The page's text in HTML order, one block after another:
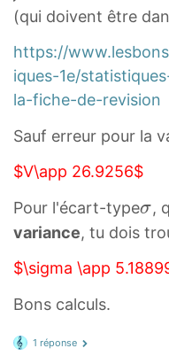
)
(
1
8
×
)
+
(
1
9
3
)
i
n
e
{
x
2
=
1
6
2
1
1
\
o
v
r
l
n
(qui doivent être
https://
iques-1e/
la-fiche-de-revision
Sauf erreur pour la
$V\app 26.9256$
Pour l'écart-typeσ
\
i
σ,
variance, tu dois
$\sigma \app
Bons calculs.
1 réponse